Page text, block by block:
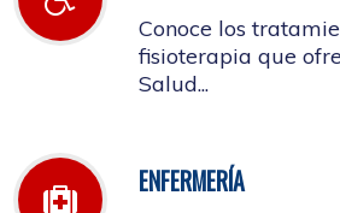
Conoce los
fisioterapia que
Salud...
ENFERMERÍA